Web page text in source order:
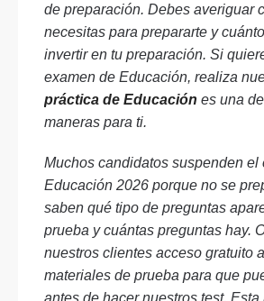
de preparación. Debes averiguar
necesitas para prepararte y
invertir en tu preparación. Si
examen de Educación, realiza
práctica de Educación es una
maneras para ti.
Muchos candidatos suspenden el
Educación 2026 porque no se
saben qué tipo de preguntas
prueba y cuántas preguntas hay.
nuestros clientes acceso gratuito
materiales de prueba para que
antes de hacer nuestros test.